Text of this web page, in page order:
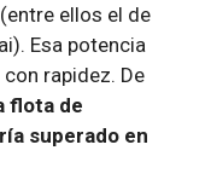
(entre ellos el de
Esa potencia
rapidez. De
flota de
superado en